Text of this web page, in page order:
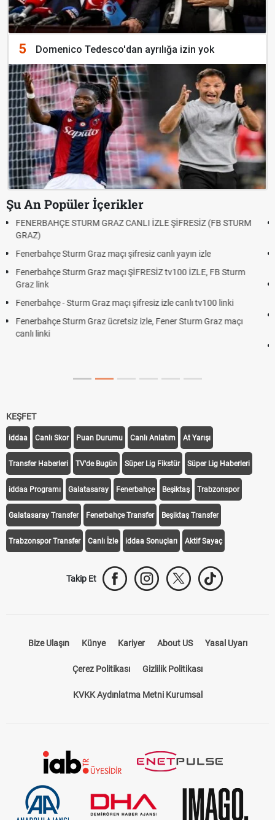
5 Domenico Tedesco'dan ayrılığa izin yok
Şu An Popüler İçerikler
Fındık Fiyatı Açıklandı mı? 2026 TMO Fındık Alım Fiyatları Belli
Oldu mu?
Altın Yükselecek mi, Yükselir mi? Altın Fiyatları İçin Son
12. Yargı Paketi Resmî Gazete'de Yayımlandı mı? 2026 Son
Rövanşı Saat Kaçta, Hangi Kanalda?
KEŞFET
iddaa Canlı Skor Puan Durumu Canlı Anlatım At Yarışı
Transfer Haberleri TV'de Bugün Süper Lig Fikstür Süper Lig Haberleri
iddaa Programı Galatasaray Fenerbahçe Beşiktaş Trabzonspor
Galatasaray Transfer Fenerbahçe Transfer Beşiktaş Transfer
Trabzonspor Transfer Canlı İzle iddaa Sonuçları Aktif Sayaç
Takip Et
Bize Ulaşın Künye Kariyer About US Yasal Uyarı
Çerez Politikası Gizlilik Politikası
KVKK Aydınlatma Metni Kurumsal